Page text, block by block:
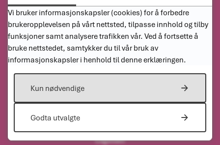
E-post
post@haegebostad.kommune.no
Adresse
Laukrokveien 4, 4595 Tingvatn
Organisasjonsnummer
Vakttelefoner
Legevakt
Vi bruker informasjonskapsler (cookies) for å forbedre
brukeropplevelsen på vårt nettsted, tilpasse innhold og tilby
funksjoner samt analysere trafikken vår. Ved å fortsette å
bruke nettstedet, samtykker du til vår bruk av
informasjonskapsler i henhold til denne erklæringen.
Kun nødvendige
Godta utvalgte